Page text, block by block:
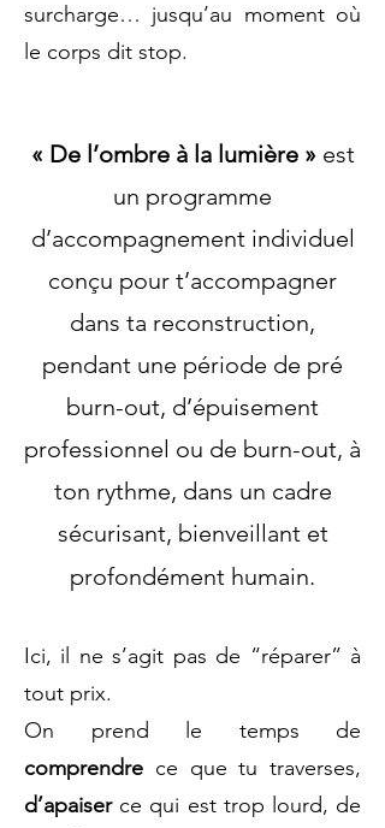
surcharge… jusqu’au moment où
le corps dit stop.
« De l’ombre à la lumière »est
un programme
d’accompagnement individuel
conçu pour t’accompagner
dans ta reconstruction,
pendant une période de pré
burn-out, d’épuisement
professionnel ou de burn-out, à
ton rythme, dans un cadre
sécurisant, bienveillant et
profondément humain.
Ici, il ne s’agit pas de “réparer” à
tout prix.
On prend le temps de
comprendre ce que tu traverses,
d’apaiser ce qui est trop lourd, de